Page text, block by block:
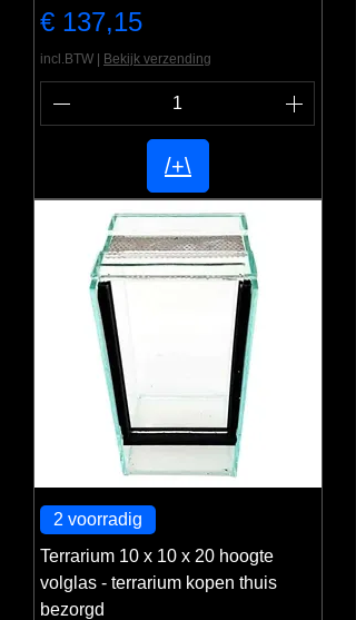
Prijs
€ 137,15
incl.BTW Bekijk verzending
/+\
2 voorradig
Terrarium 10 x 10 x 20 hoogte
volglas - terrarium kopen thuis
bezorgd